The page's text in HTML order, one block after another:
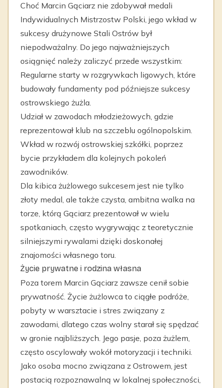
Choć Marcin Gąciarz nie zdobywał medali
Indywidualnych Mistrzostw Polski, jego wkład w
sukcesy drużynowe Stali Ostrów był
niepodważalny. Do jego najważniejszych
osiągnięć należy zaliczyć przede wszystkim:
Regularne starty w rozgrywkach ligowych, które
budowały fundamenty pod późniejsze sukcesy
ostrowskiego żużla.
Udział w zawodach młodzieżowych, gdzie
reprezentował klub na szczeblu ogólnopolskim.
Wkład w rozwój ostrowskiej szkółki, poprzez
bycie przykładem dla kolejnych pokoleń
zawodników.
Dla kibica żużlowego sukcesem jest nie tylko
złoty medal, ale także czysta, ambitna walka na
torze, którą Gąciarz prezentował w wielu
spotkaniach, często wygrywając z teoretycznie
silniejszymi rywalami dzięki doskonałej
znajomości własnego toru.
Życie prywatne i rodzina własna
Poza torem Marcin Gąciarz zawsze cenił sobie
prywatność. Życie żużlowca to ciągłe podróże,
pobyty w warsztacie i stres związany z
zawodami, dlatego czas wolny starał się spędzać
w gronie najbliższych. Jego pasje, poza żużlem,
często oscylowały wokół motoryzacji i techniki.
Jako osoba mocno związana z Ostrowem, jest
postacią rozpoznawalną w lokalnej społeczności,